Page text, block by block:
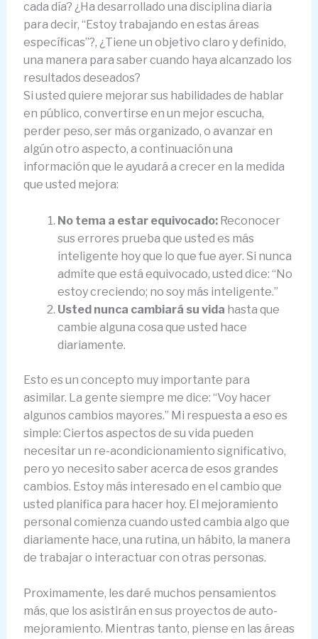
cada día? ¿Ha desarrollado una disciplina diaria
para decir, “Estoy trabajando en estas áreas
específicas”?, ¿Tiene un objetivo claro y definido,
una manera para saber cuando haya alcanzado los
resultados deseados?
Si usted quiere mejorar sus habilidades de hablar
en público, convertirse en un mejor escucha,
perder peso, ser más organizado, o avanzar en
algún otro aspecto, a continuación una
información que le ayudará a crecer en la medida
que usted mejora:
No tema a estar equivocado:Reconocer
sus errores prueba que usted es más
inteligente hoy que lo que fue ayer. Si nunca
admite que está equivocado, usted dice: “No
estoy creciendo; no soy más inteligente.”
Usted nunca cambiará su vida hasta que
cambie alguna cosa que usted hace
diariamente.
Esto es un concepto muy importante para
asimilar. La gente siempre me dice: “Voy hacer
algunos cambios mayores.” Mi respuesta a eso es
simple: Ciertos aspectos de su vida pueden
necesitar un re-acondicionamiento significativo,
pero yo necesito saber acerca de esos grandes
cambios. Estoy más interesado en el cambio que
usted planifica para hacer hoy. El mejoramiento
personal comienza cuando usted cambia algo que
diariamente hace, una rutina, un hábito, la manera
de trabajar o interactuar con otras personas.
Proximamente, les daré muchos pensamientos
más, que los asistirán en sus proyectos de auto-
mejoramiento. Mientras tanto, piense en las áreas